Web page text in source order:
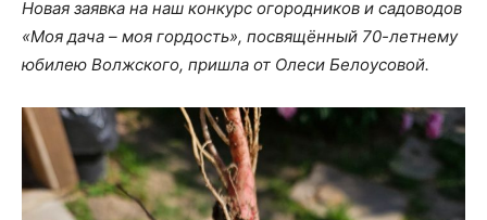
Новая заявка на наш конкурс огородников и садоводов
«Моя дача – моя гордость», посвящённый 70-летнему
юбилею Волжского, пришла от Олеси Белоусовой.